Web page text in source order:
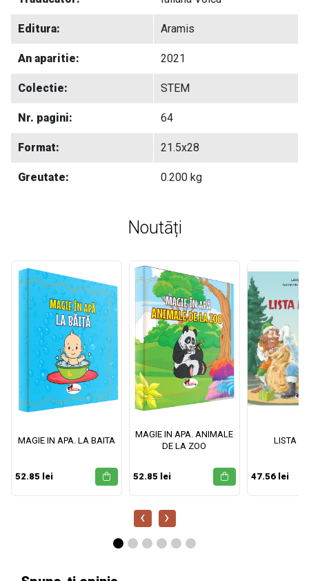
Editura: Aramis
An aparitie: 2021
Colectie: STEM
Nr. pagini: 64
Format: 21.5x28
Greutate: 0.200 kg
Noutāți
MAGIE IN APA. LA BAITA
52.85 lei
MAGIE IN APA. ANIMALE
DE LA ZOO
52.85 lei
LISTA
47.56 lei
‹ ›